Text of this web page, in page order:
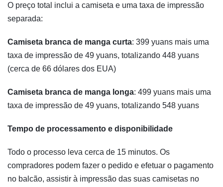
O preço total inclui a camiseta e uma taxa de impressão
separada:
Camiseta branca de manga curta: 399 yuans mais uma
taxa de impressão de 49 yuans, totalizando 448 yuans
(cerca de 66 dólares dos EUA)
Camiseta branca de manga longa: 499 yuans mais uma
taxa de impressão de 49 yuans, totalizando 548 yuans
Tempo de processamento e disponibilidade
Todo o processo leva cerca de 15 minutos. Os
compradores podem fazer o pedido e efetuar o pagamento
no balcão, assistir à impressão das suas camisetas no